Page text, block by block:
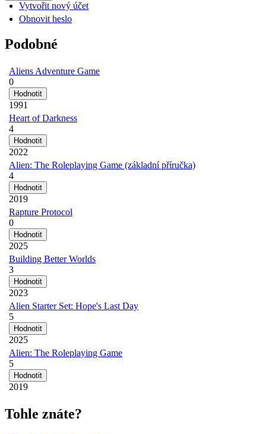
Vytvořit nový účet
Obnovit heslo
Podobné
Aliens Adventure Game
0
1991
Heart of Darkness
4
2022
Alien: The Roleplaying Game (základní příručka)
4
2019
Rapture Protocol
0
2025
Building Better Worlds
3
2023
Alien Starter Set: Hope's Last Day
5
2025
Alien: The Roleplaying Game
5
2019
Tohle znáte?